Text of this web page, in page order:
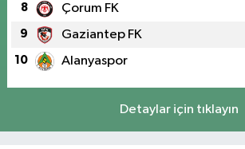
8 Çorum FK
9 Gaziantep FK
10 Alanyaspor
Detaylar için tıklayın